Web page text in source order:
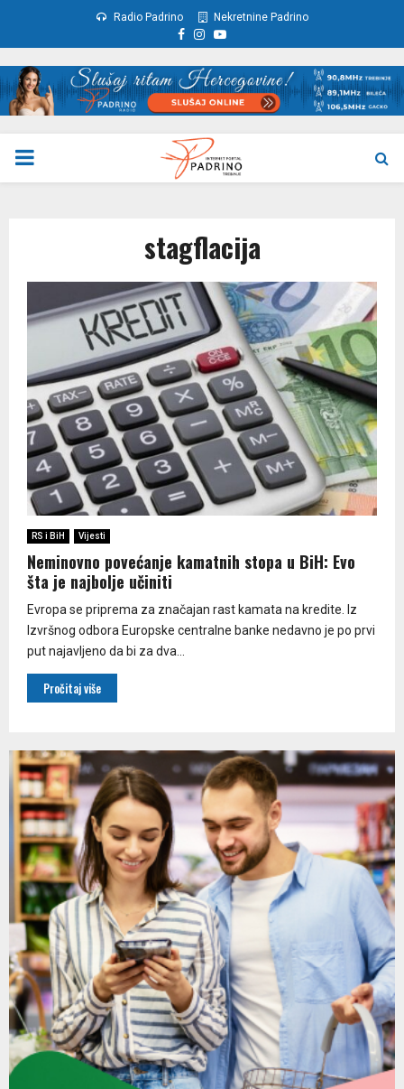
Radio Padrino Nekretnine Padrino
Facebook
Instagram
Youtube
PRIMARY
stagflacija
RS i BiH Vijesti
Neminovno povećanje kamatnih stopa u BiH: Evo
šta je najbolje učiniti
Evropa se priprema za značajan rast kamata na kredite. Iz
Izvršnog odbora Europske centralne banke nedavno je po prvi
put najavljeno da bi za dva...
Pročitaj više